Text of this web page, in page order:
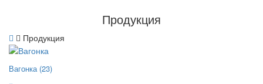
Продукция
Продукция
Вагонка (23)